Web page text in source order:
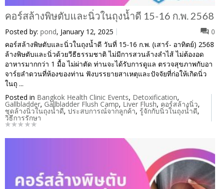
คอร์สล้างพิษตับและนิ่วในถุงน้ำดี 15-16 ก.พ. 2568
Posted by: pond, January 12, 2025
0
คอร์สล้างพิษตับและนิ่วในถุงน้ำดี วันที่ 15-16 ก.พ. (เสาร์- อาทิตย์) 2568
ล้างพิษตับและนิ่วด้วยวีธีธรรมชาติ ไม่มีการสวนล้างลำไส้ ไม่ต้องอด
อาหารมากกว่า 1 มื้อ ไม่ผ่าตัด ท่านจะได้รับการดูแล ตรวจสุขภาพกับอา
จาร์ยลำดวนที่ห้องของท่าน ฟังบรรยายสาเหตุและปัจจัยที่ก่อให้เกิดนิ่ว
ในถุ ...
Posted in Bangkok Health Clinic Events, Detoxification,
Gallbladder, Gallbladder Flush Camp, Liver Flush, คอร์สล้างนิ่ว,
ชุดล้างนิ่วในถุงน้ำดี, ประสบการณ์จากลูกค้า, รู้จักกับนิ่วในถุงน้ำดี,
วิธีการรักษา